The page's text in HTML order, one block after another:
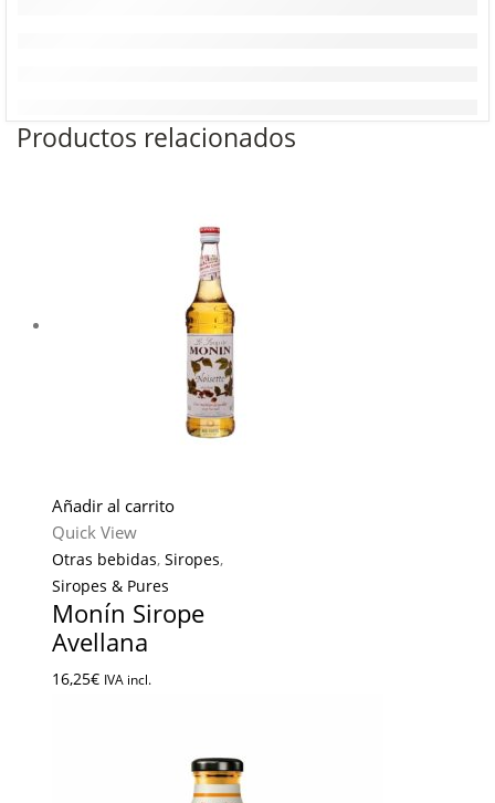
Productos relacionados
Añadir al carrito
Quick View
Otras bebidas, Siropes,
Siropes & Pures
Monín Sirope
Avellana
16,25€ IVA incl.